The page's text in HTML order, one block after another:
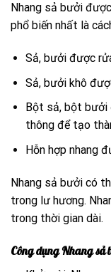
Nhang sả bưởi
phổ biến nhất là
Sả, bưởi được
Sả, bưởi khô
Bột sả, bột bưởi
thông để tạo
Hỗn hợp nhang
Nhang sả bưởi có
trong lư hương.
trong thời gian dài.
Công dụng Nhang sả